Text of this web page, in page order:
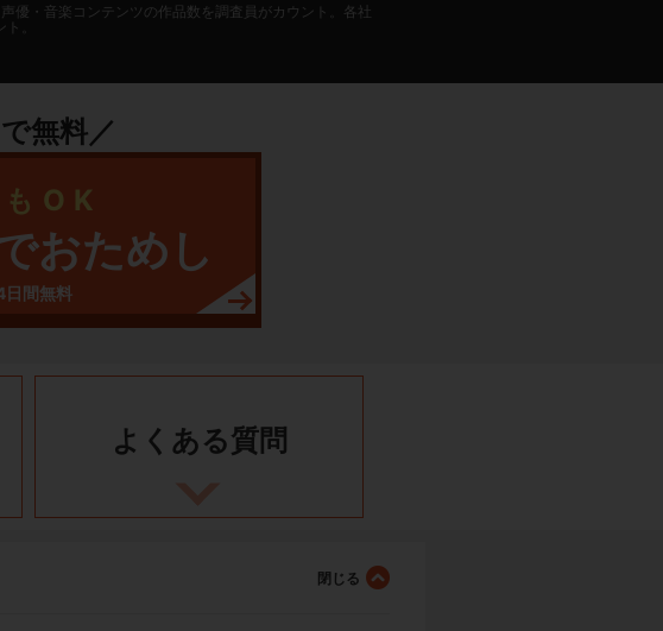
優・音楽コンテンツの作品数を調査員がカウント。各社
。
無料／
OK
おためし
日間無料
よくある質問